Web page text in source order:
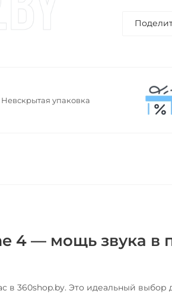
Невскрытая упаковка
4 — мощь звука в
в 360shop.by. Это идеальный выбор